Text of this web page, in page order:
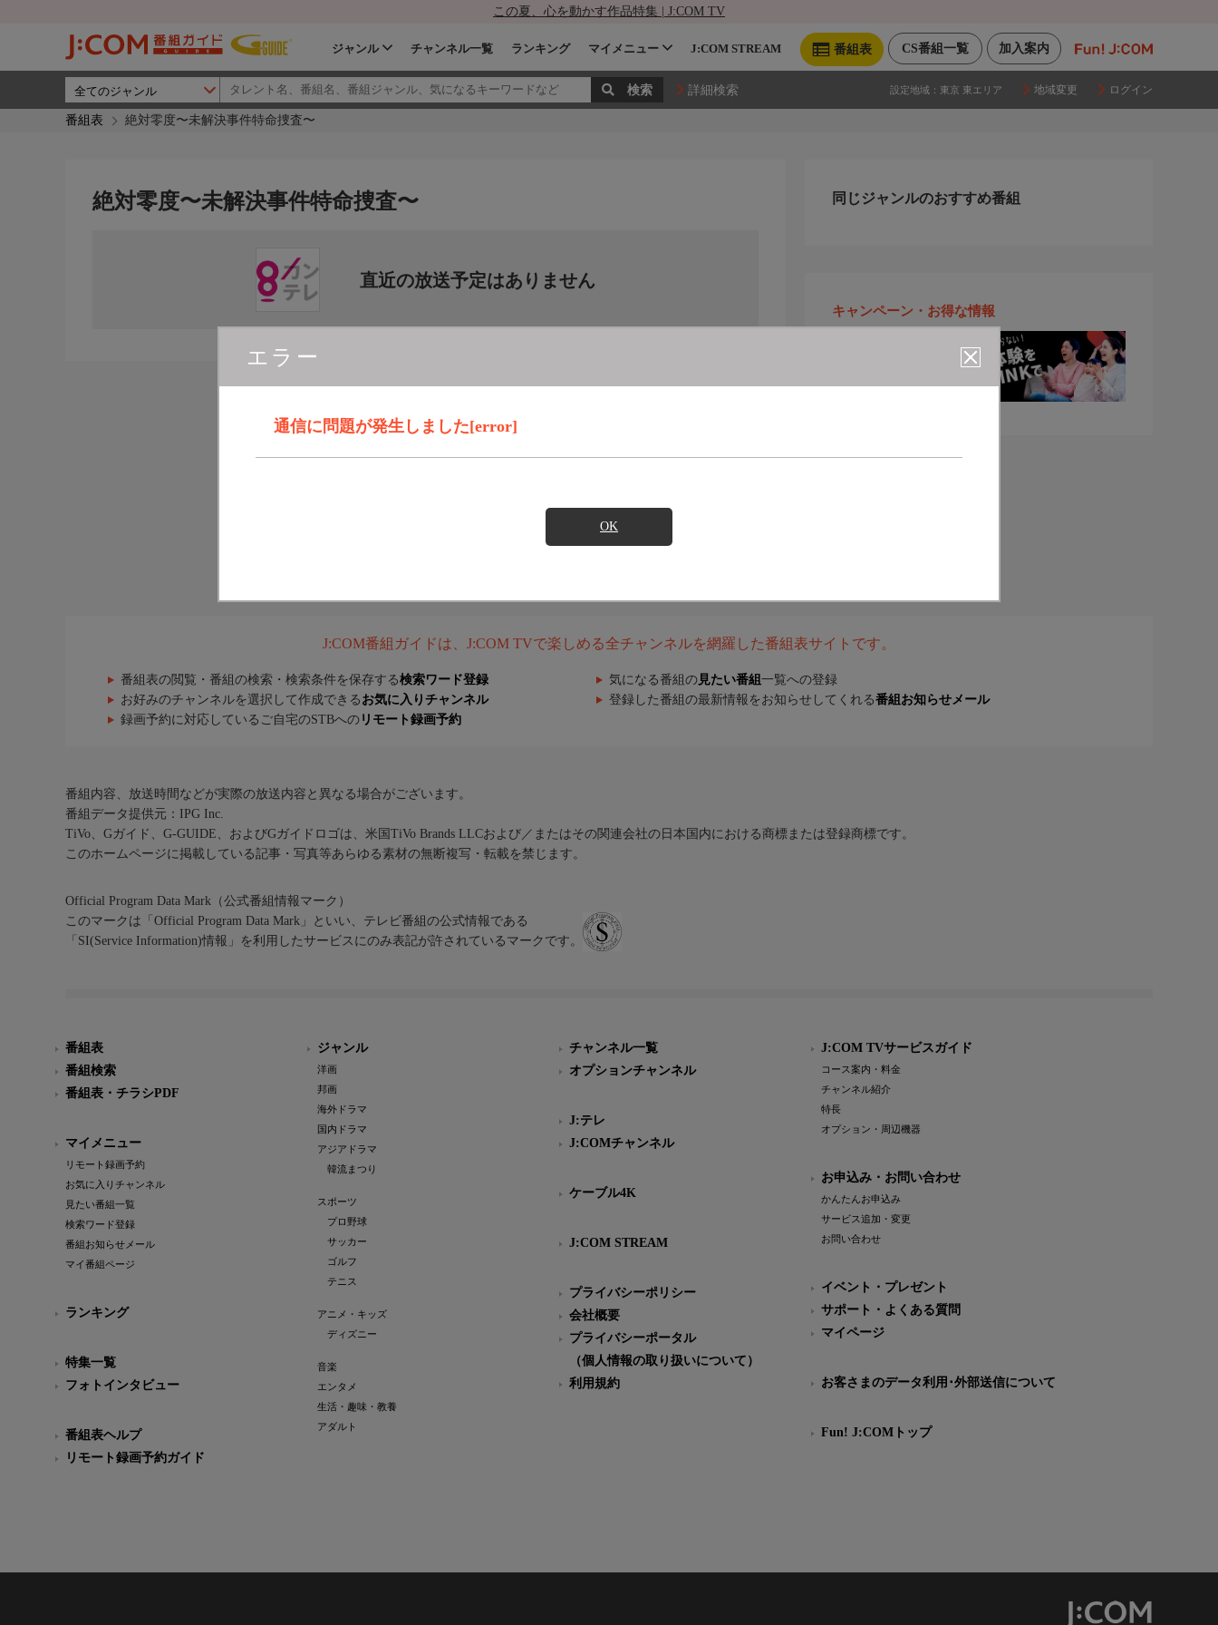
この夏、心を動かす作品特集 | J:COM TV
加入案内
CS番組一覧
番組表
ジャンル チャンネル一覧 ランキング マイメニュー J:COM STREAM
詳細検索 設定地域： 東京 東エリア 地域変更 ログイン
番組表 絶対零度〜未解決事件特命捜査〜
エラー
通信に問題が発生しました[error]
OK
絶対零度〜未解決事件特命捜査〜
直近の放送予定はありません
同じジャンルのおすすめ番組
キャンペーン・お得な情報
J:COM番組ガイドは、J:COM TVで楽しめる全チャンネルを網羅した番組表サイトです。
番組表の閲覧・番組の検索・検索条件を保存する検索ワード登録 気になる番組の 見たい番組 一覧への登録
お好みのチャンネルを選択して作成できる お気に入りチャンネル 登録した番組の最新情報をお知らせしてくれる番組お知らせメール
録画予約に対応しているご自宅のSTBへの リモート録画予約
番組内容、放送時間などが実際の放送内容と異なる場合がございます。
番組データ提供元：IPG Inc.
TiVo、Gガイド、G-GUIDE、およびGガイドロゴは、米国TiVo Brands LLCおよび／またはその関連会社の日本国内における商標または登録商標です。
このホームページに掲載している記事・写真等あらゆる素材の無断複写・転載を禁じます。
Official Program Data Mark（公式番組情報マーク）
このマークは「Official Program Data Mark」といい、テレビ番組の公式情報である
「SI(Service Information)情報」を利用したサービスにのみ表記が許されているマークです。
番組表
番組検索
番組表・チラシPDF
マイメニュー
リモート録画予約
お気に入りチャンネル
見たい番組一覧
検索ワード登録
番組お知らせメール
マイ番組ページ
ランキング
特集一覧
フォトインタビュー
番組表ヘルプ
リモート録画予約ガイド
ジャンル
洋画
邦画
海外ドラマ
国内ドラマ
アジアドラマ
韓流まつり
スポーツ
プロ野球
サッカー
ゴルフ
テニス
アニメ・キッズ
ディズニー
音楽
エンタメ
生活・趣味・教養
アダルト
チャンネル一覧
オプションチャンネル
J:テレ
J:COMチャンネル
ケーブル4K
J:COM STREAM
プライバシーポリシー
会社概要
プライバシーポータル
（個人情報の取り扱いについて）
利用規約
J:COM TVサービスガイド
コース案内・料金
チャンネル紹介
特長
オプション・周辺機器
お申込み・お問い合わせ
かんたんお申込み
サービス追加・変更
お問い合わせ
イベント・プレゼント
サポート・よくある質問
マイページ
お客さまのデータ利用･外部送信について
Fun! J:COMトップ